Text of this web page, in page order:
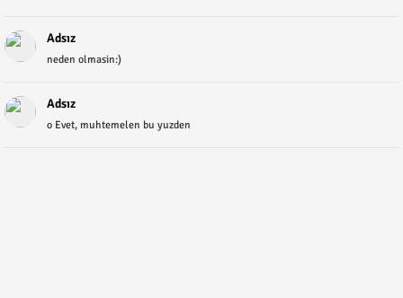
Adsız
neden olmasin:)
Adsız
o Evet, muhtemelen bu yuzden